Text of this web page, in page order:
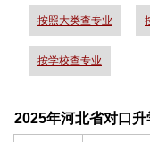
按照大类查专业
按学校查专业
2025年河北省对口